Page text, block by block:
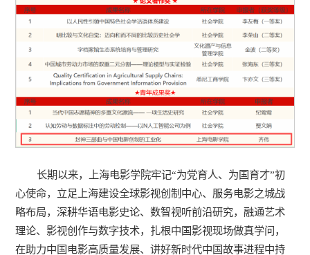
长期以来，上海电影学院牢记“为党育人、为国育才”初
心使命，立足上海建设全球影视创制中心、服务电影之城战
略布局，深耕华语电影史论、数智视听前沿研究，融通艺术
理论、影视创作与数字技术，扎根中国影视现场做真学问，
在助力中国电影高质量发展、讲好新时代中国故事进程中持